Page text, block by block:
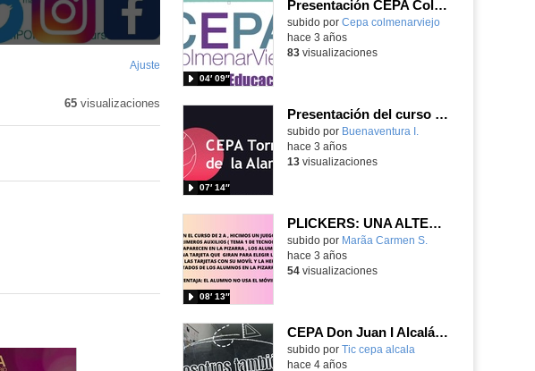
Ajuste
pantalla
65visualizaciones
Presentación CEPA Colmenar Viejo
subido por Cepa colmenarviejo
04′ 09″
-
hace 3 años
83visualizaciones
Presentación del curso para tutores CEPA Torres de la Alameda
subido por Buenaventura I.
07′ 14″
hace 3 años
13visualizaciones
PLICKERS: UNA ALTERNATIVA A KAHOOT
Contenido educativo.
subido por Marã­a Carmen S.
08′ 13″
hace 3 años
54visualizaciones
CEPA Don Juan I Alcalá de Henares
subido por Tic cepa alcala
hace 4 años